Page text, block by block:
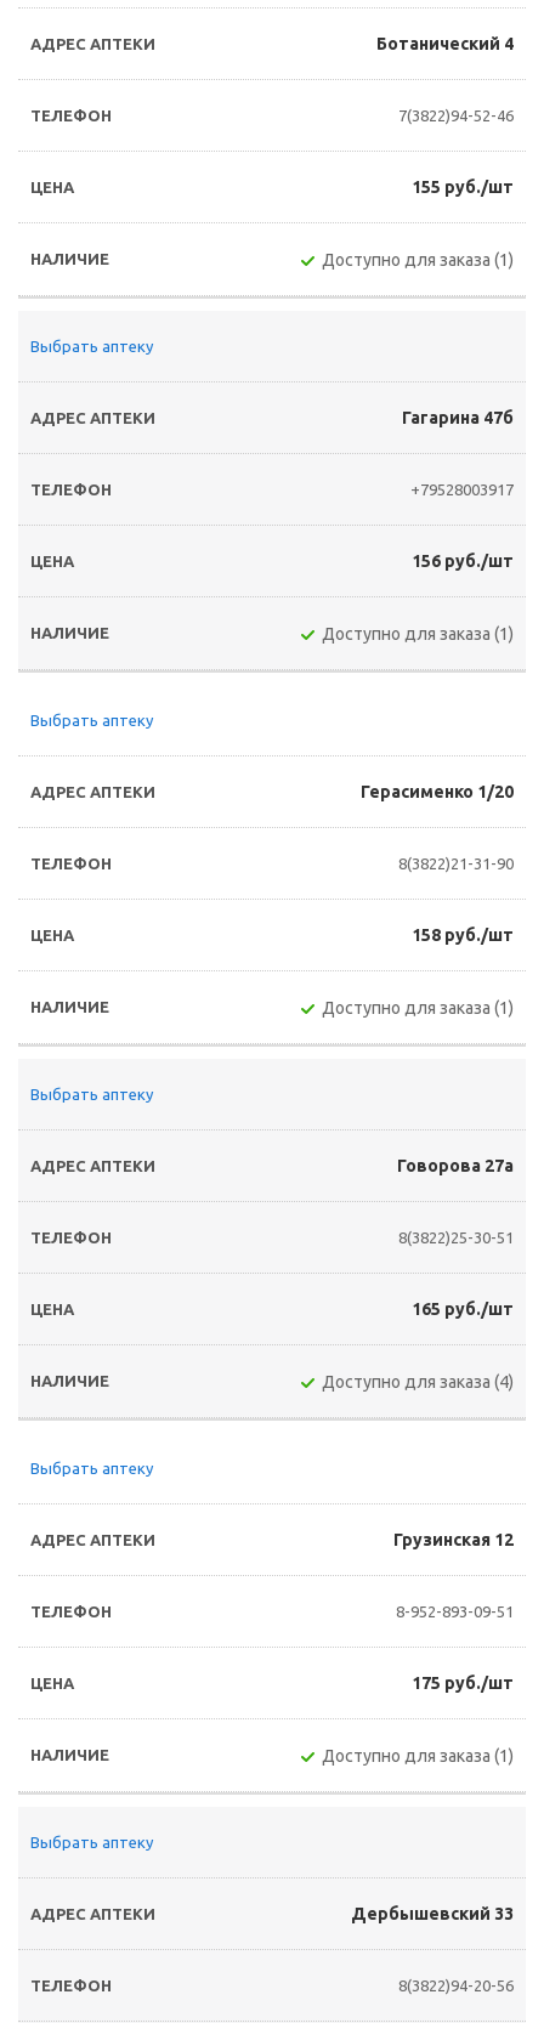
Ботанический 4
7(3822)94-52-46
155 руб./шт
Доступно для заказа (1)
Выбрать аптеку
Гагарина 47б
+79528003917
156 руб./шт
Доступно для заказа (1)
Выбрать аптеку
Герасименко 1/20
8(3822)21-31-90
158 руб./шт
Доступно для заказа (1)
Выбрать аптеку
Говорова 27а
8(3822)25-30-51
165 руб./шт
Доступно для заказа (4)
Выбрать аптеку
Грузинская 12
8-952-893-09-51
175 руб./шт
Доступно для заказа (1)
Выбрать аптеку
Дербышевский 33
8(3822)94-20-56